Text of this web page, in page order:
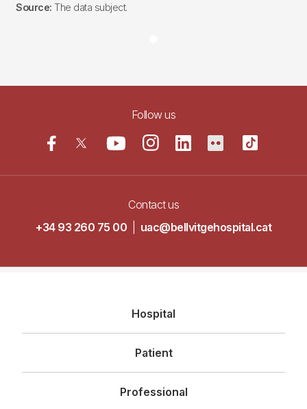
Source: The data subject.
Follow us
Contact us
+34 93 260 75 00
uac@bellvitgehospital.cat
principal
Hospital
Patient
Professional